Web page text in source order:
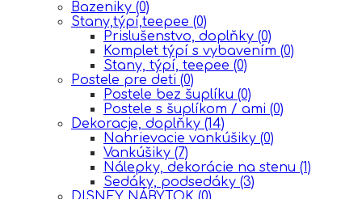
Bazeniky (0)
Stany,týpí,teepee (0)
Prislušenstvo, doplňky (0)
Komplet týpí s vybavením (0)
Stany, týpí, teepee (0)
Postele pre deti (0)
Postele bez šuplíku (0)
Postele s šuplíkom / ami (0)
Dekoracje, doplňky (14)
Nahrievacie vankúšiky (0)
Vankúšiky (7)
Nálepky, dekorácie na stenu (1)
Sedáky, podsedáky (3)